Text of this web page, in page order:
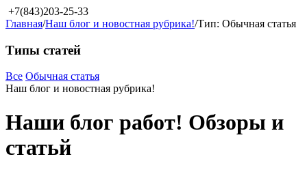
+7(843)203-25-33
Главная/Наш блог и новостная рубрика!/Тип: Обычная статья
Типы статей
Все Обычная статья
Наш блог и новостная рубрика!
Наши блог работ! Обзоры и
статьй